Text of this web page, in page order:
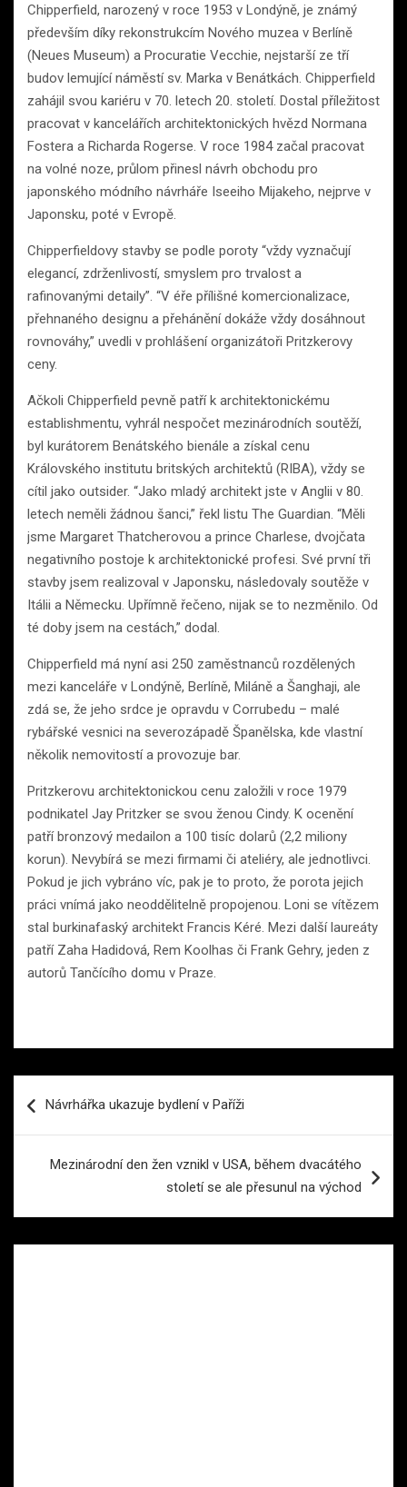
Chipperfield, narozený v roce 1953 v Londýně, je známý
především díky rekonstrukcím Nového muzea v Berlíně
(Neues Museum) a Procuratie Vecchie, nejstarší ze tří
budov lemující náměstí sv. Marka v Benátkách. Chipperfield
zahájil svou kariéru v 70. letech 20. století. Dostal příležitost
pracovat v kancelářích architektonických hvězd Normana
Fostera a Richarda Rogerse. V roce 1984 začal pracovat
na volné noze, průlom přinesl návrh obchodu pro
japonského módního návrháře Iseeiho Mijakeho, nejprve v
Japonsku, poté v Evropě.
Chipperfieldovy stavby se podle poroty “vždy vyznačují
elegancí, zdrženlivostí, smyslem pro trvalost a
rafinovanými detaily”. “V éře přílišné komercionalizace,
přehnaného designu a přehánění dokáže vždy dosáhnout
rovnováhy,” uvedli v prohlášení organizátoři Pritzkerovy
ceny.
Ačkoli Chipperfield pevně patří k architektonickému
establishmentu, vyhrál nespočet mezinárodních soutěží,
byl kurátorem Benátského bienále a získal cenu
Královského institutu britských architektů (RIBA), vždy se
cítil jako outsider. “Jako mladý architekt jste v Anglii v 80.
letech neměli žádnou šanci,” řekl listu The Guardian. “Měli
jsme Margaret Thatcherovou a prince Charlese, dvojčata
negativního postoje k architektonické profesi. Své první tři
stavby jsem realizoval v Japonsku, následovaly soutěže v
Itálii a Německu. Upřímně řečeno, nijak se to nezměnilo. Od
té doby jsem na cestách,” dodal.
Chipperfield má nyní asi 250 zaměstnanců rozdělených
mezi kanceláře v Londýně, Berlíně, Miláně a Šanghaji, ale
zdá se, že jeho srdce je opravdu v Corrubedu – malé
rybářské vesnici na severozápadě Španělska, kde vlastní
několik nemovitostí a provozuje bar.
Pritzkerovu architektonickou cenu založili v roce 1979
podnikatel Jay Pritzker se svou ženou Cindy. K ocenění
patří bronzový medailon a 100 tisíc dolarů (2,2 miliony
korun). Nevybírá se mezi firmami či ateliéry, ale jednotlivci.
Pokud je jich vybráno víc, pak je to proto, že porota jejich
práci vnímá jako neoddělitelně propojenou. Loni se vítězem
stal burkinafaský architekt Francis Kéré. Mezi další laureáty
patří Zaha Hadidová, Rem Koolhas či Frank Gehry, jeden z
autorů Tančícího domu v Praze.
proNávrhářka ukazuje bydlení v Paříži
Mezinárodní den žen vznikl v USA, během dvacátého
století se ale přesunul na východ